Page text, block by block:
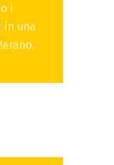
i
una